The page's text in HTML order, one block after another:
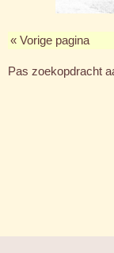
« Vorige pagina
Pas zoekopdracht